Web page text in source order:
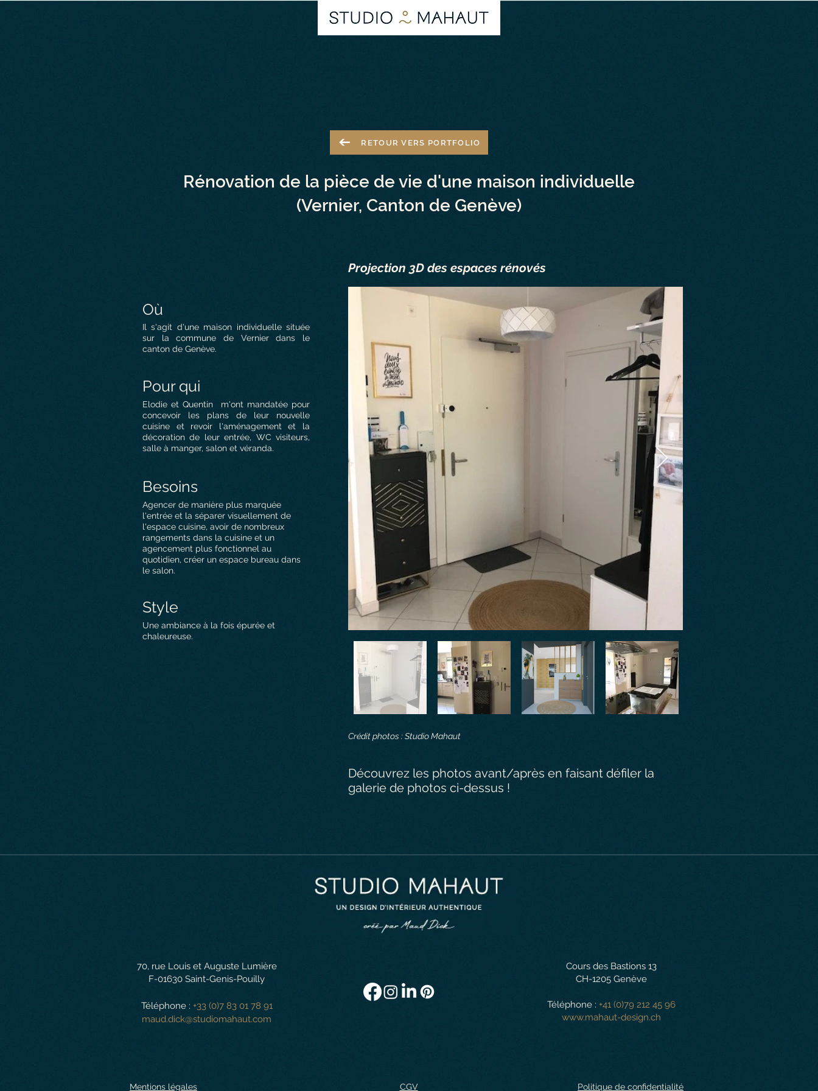
RETOUR VERS PORTFOLIO
Rénovation de la pièce de vie d'une maison individuelle
(Vernier, Canton de Genève)
Projection 3D des espaces rénovés
Où
Il s'agit d'une maison individuelle située
sur la commune de Vernier dans le
canton de Genève.
Pour qui
Elodie et Quentin
m'ont mandatée pour
concevoir les plans de leur nouvelle
cuisine et revoir l'aménagement et la
décoration de leur entrée, WC visiteurs,
salle à manger, salon et véranda.
Besoins
Agencer de manière plus marquée
l'entrée et la séparer visuellement de
l'espace cuisine, avoir de nombreux
rangements dans la cuisine et un
agencement plus fonctionnel au
quotidien, créer un espace bureau dans
le salon.
Style
Une ambiance à la fois épurée et
chaleureuse.
Crédit photos : Studio Mahaut
Découvrez les photos avant/après en faisant défiler la
galerie de photos ci-dessus !
70, rue Louis et Auguste Lumière
F-01630 Saint-Genis-Pouilly
Téléphone : +33 (0)7 83 01 78 91
maud.dick@studiomahaut.com
Mentions légales CGV
Cours des Bastions 13
CH-1205 Genève
Téléphone : +41 (0)79 212 45 96
www.mahaut-design.ch
Politique de confidentialité